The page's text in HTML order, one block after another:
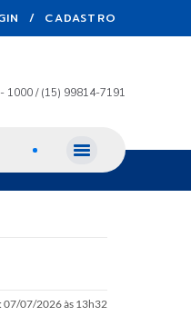
/ CADASTRO
1000 / (15) 99814-7191
07/07/2026 às 13h32